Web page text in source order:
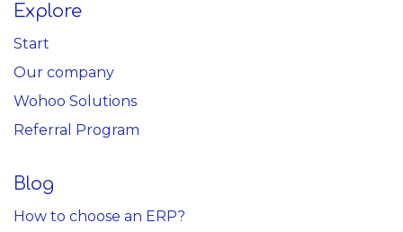
Explore
Start
Our company
Wohoo Solutions
Referral Program
Blog
How to choose an ERP?